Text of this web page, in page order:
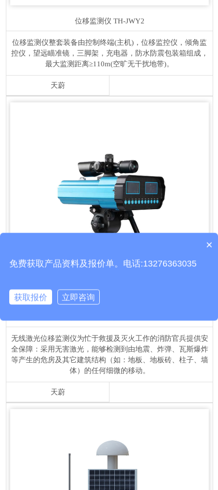
位移监测仪 TH-JWY2
位移监测仪整套装备由控制终端(主机)，位移监控仪，倾角监
控仪，望远瞄准镜，三脚架，充电器，防水防震包装箱组成，
最大监测距离≥110m(空旷无干扰地带)。
天蔚
无线激光位移监测仪为忙于救援及灭火工作的消防官兵提供安
全保障：采用无害激光，能够检测到由地震、炸弹、瓦斯爆炸
等产生的危房及其它建筑结构（如：地板、地板砖、柱子、墙
体）的任何细微的移动。
天蔚
质保时间是多久？
×
免费获取产品资料及报价单。电话:13276363035
获取报价 立即咨询